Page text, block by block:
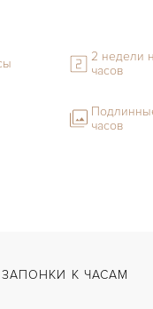
2 недели
часов
часов
ЗАПОНКИ К ЧАСАМ